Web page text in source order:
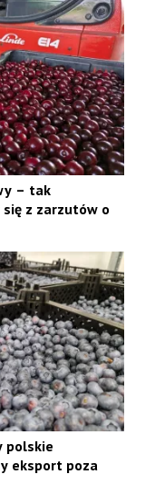
– tak
z zarzutów o
polskie
eksport poza